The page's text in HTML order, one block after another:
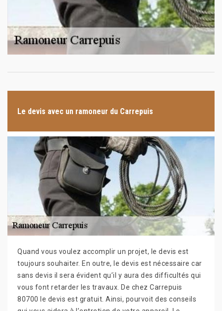
Le devis avec un ramoneur du Carrepuis
Quand vous voulez accomplir un projet, le devis est
toujours souhaiter. En outre, le devis est nécessaire car
sans devis il sera évident qu’il y aura des difficultés qui
vous font retarder les travaux. De chez Carrepuis
80700 le devis est gratuit. Ainsi, pourvoit des conseils